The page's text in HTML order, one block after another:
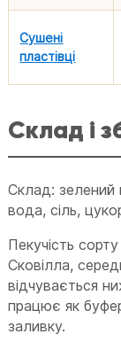
Сушені
пластівці
Склад і
Склад: зелений
вода, сіль,
Пекучість
Сковілла,
відчувається
працює як
заливку.